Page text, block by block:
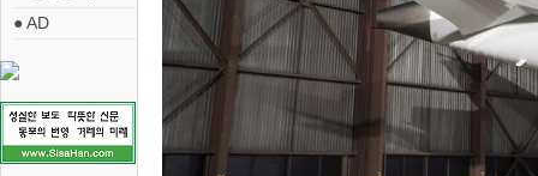
● AD